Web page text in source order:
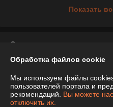
Показать
О нас
Доставка и оплата
Обработка файлов cookie
Мы используем файлы
пользователей портала и
рекомендаций. Вы можете
отключить их.